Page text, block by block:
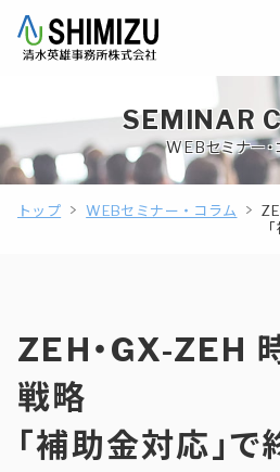
SEMINAR
WEBセミナー・
トップ WEBセミナー・コラム
ZEH・GX-ZEH
戦略
「補助金対応」